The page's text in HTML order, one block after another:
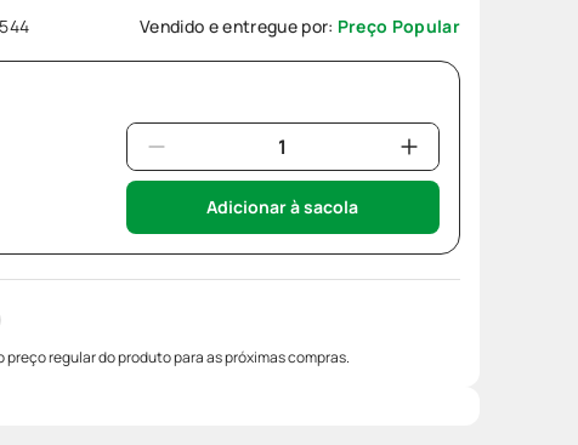
Vendido e entregue por: Preço Popular
Adicionar à sacola
regular do produto para as próximas compras.